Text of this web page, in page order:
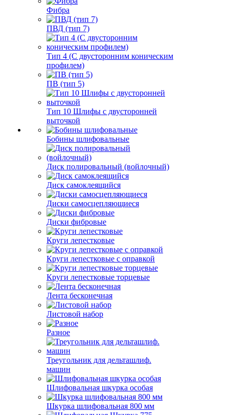
Фибра
ПВД (тип 7)
Тип 4 (С двусторонним коническим
профилем)
ПВ (тип 5)
Тип 10 Шлифы с двусторонней
выточкой
Бобины шлифовальные
Диск полировальный (войлочный)
Диск самоклеящийся
Диски самосцепляющиеся
Диски фибровые
Круги лепестковые
Круги лепестковые с оправкой
Круги лепестковые торцевые
Лента бесконечная
Листовой набор
Разное
Треугольник для дельташлиф.
машин
Шлифовальная шкурка особая
Шкурка шлифовальная 800 мм